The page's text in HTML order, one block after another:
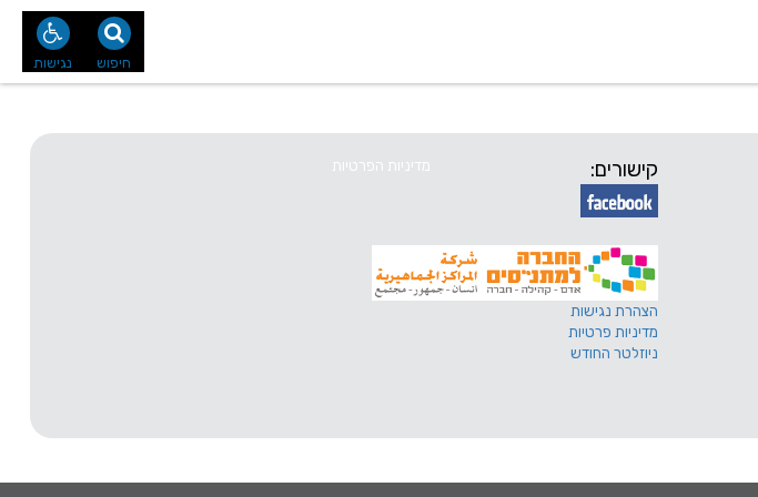
נגישות חיפוש
קישורים:
הצהרת נגישות
מדיניות פרטיות
ניוזלטר החודש
מדיניות הפרטיות